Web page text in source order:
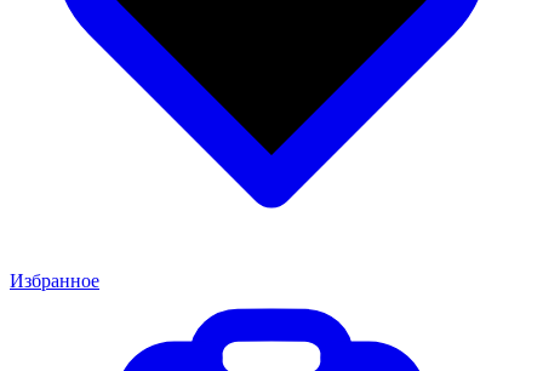
Избранное